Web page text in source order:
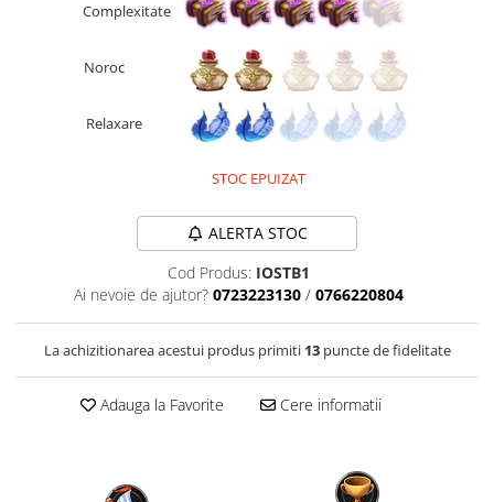
30 - 60 minute
Peste 2 ore
Abstracte
TOATE JOCURILE
Complexitate
Noroc
Relaxare
STOC EPUIZAT
ALERTA STOC
Cod Produs: IOSTB1
Ai nevoie de ajutor? 0723223130 / 0766220804
La achizitionarea acestui produs primiti 13puncte de fidelitate
Adauga la Favorite Cere informatii